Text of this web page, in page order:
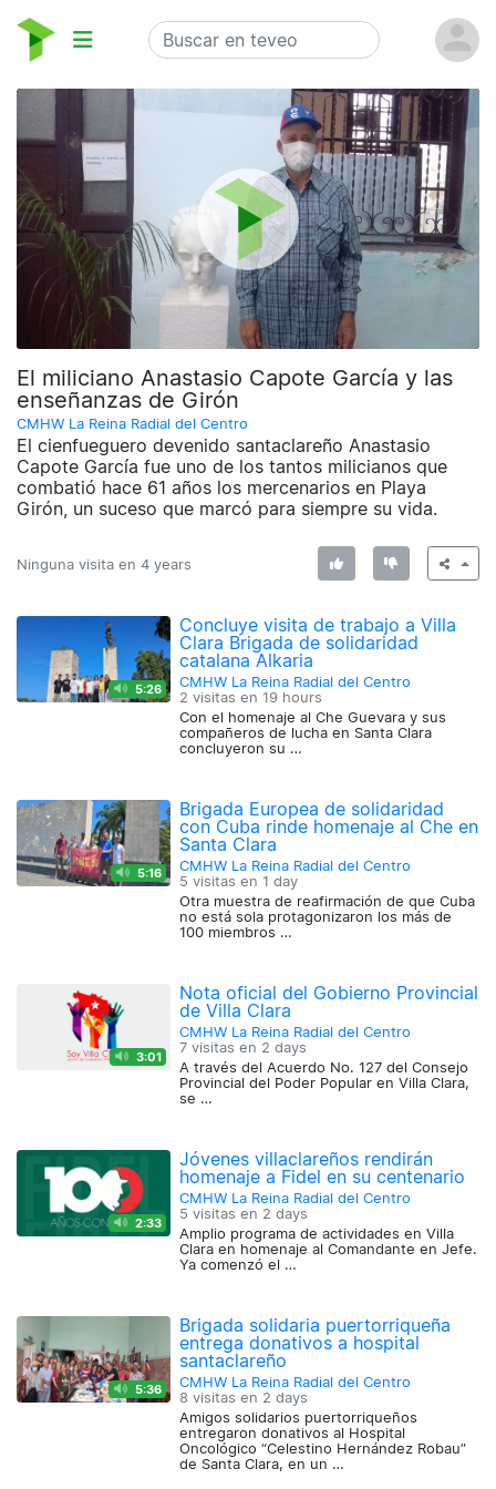
El miliciano Anastasio Capote García y las
enseñanzas de Girón
CMHW La Reina Radial del Centro
El cienfueguero devenido santaclareño Anastasio
Capote García fue uno de los tantos milicianos que
combatió hace 61 años los mercenarios en Playa
Girón, un suceso que marcó para siempre su vida.
Ninguna visita en 4 years
5:26
Concluye visita de trabajo a Villa
Clara Brigada de solidaridad
catalana Alkaria
CMHW La Reina Radial del Centro
2 visitas en 19 hours
Con el homenaje al Che Guevara y sus
compañeros de lucha en Santa Clara
concluyeron su …
5:16
Brigada Europea de solidaridad
con Cuba rinde homenaje al Che en
Santa Clara
CMHW La Reina Radial del Centro
5 visitas en 1 day
Otra muestra de reafirmación de que Cuba
no está sola protagonizaron los más de
100 miembros …
3:01
Nota oficial del Gobierno Provincial
de Villa Clara
CMHW La Reina Radial del Centro
7 visitas en 2 days
A través del Acuerdo No. 127 del Consejo
Provincial del Poder Popular en Villa Clara,
se …
2:33
Jóvenes villaclareños rendirán
homenaje a Fidel en su centenario
CMHW La Reina Radial del Centro
5 visitas en 2 days
Amplio programa de actividades en Villa
Clara en homenaje al Comandante en Jefe.
Ya comenzó el …
5:36
Brigada solidaria puertorriqueña
entrega donativos a hospital
santaclareño
CMHW La Reina Radial del Centro
8 visitas en 2 days
Amigos solidarios puertorriqueños
entregaron donativos al Hospital
Oncológico “Celestino Hernández Robau”
de Santa Clara, en un …